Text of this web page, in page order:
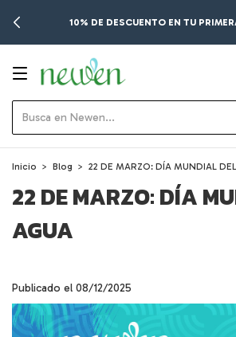
10% DE DESCUENTO EN TU
Inicio > Blog > 22 DE MARZO: DÍA MUNDIAL
22 DE MARZO: DÍA
AGUA
Publicado el 08/12/2025